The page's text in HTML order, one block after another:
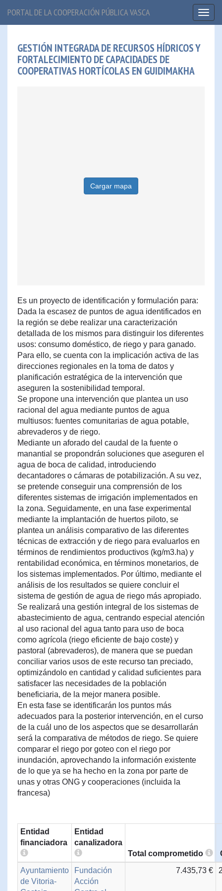
PORTAL DE LA COOPERACIÓN PÚBLICA VASCA
GESTIÓN INTEGRADA DE RECURSOS HÍDRICOS Y
FORTALECIMIENTO DE CAPACIDADES DE
COOPERATIVAS HORTÍCOLAS EN GUIDIMAKHA
Cargar mapa
Es un proyecto de identificación y formulación para:
Dada la escasez de puntos de agua identificados en
la región se debe realizar una caracterización
detallada de los mismos para distinguir los diferentes
usos: consumo doméstico, de riego y para ganado.
Para ello, se cuenta con la implicación activa de las
direcciones regionales en la toma de datos y
planificación estratégica de la intervención que
aseguren la sostenibilidad temporal.
Se propone una intervención que plantea un uso
racional del agua mediante puntos de agua
multiusos: fuentes comunitarias de agua potable,
abrevaderos y de riego.
Mediante un aforado del caudal de la fuente o
manantial se propondrán soluciones que aseguren el
agua de boca de calidad, introduciendo
decantadores o cámaras de potabilización. A su vez,
se pretende conseguir una comprensión de los
diferentes sistemas de irrigación implementados en
la zona. Seguidamente, en una fase experimental
mediante la implantación de huertos piloto, se
plantea un análisis comparativo de las diferentes
técnicas de extracción y de riego para evaluarlos en
términos de rendimientos productivos (kg/m3.ha) y
rentabilidad económica, en términos monetarios, de
los sistemas implementados. Por último, mediante el
análisis de los resultados se quiere concluir el
sistema de gestión de agua de riego más apropiado.
Se realizará una gestión integral de los sistemas de
abastecimiento de agua, centrando especial atención
al uso racional del agua tanto para uso de boca
como agrícola (riego eficiente de bajo coste) y
pastoral (abrevaderos), de manera que se puedan
conciliar varios usos de este recurso tan preciado,
optimizándolo en cantidad y calidad suficientes para
satisfacer las necesidades de la población
beneficiaria, de la mejor manera posible.
En esta fase se identificarán los puntos más
adecuados para la posterior intervención, en el curso
de la cuál uno de los aspectos que se desarrollarán
será la comparativa de métodos de riego. Se quiere
comparar el riego por goteo con el riego por
inundación, aprovechando la información existente
de lo que ya se ha hecho en la zona por parte de
unas y otras ONG y cooperaciones (incluida la
francesa)
Entidad
financiadora
Entidad
canalizadora
Total comprometido
Ayuntamiento
de Vitoria-
Fundación
Acción
7.435,73 €